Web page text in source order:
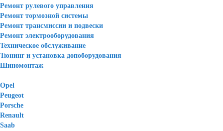
Ремонт рулевого управления
Ремонт тормозной системы
Ремонт трансмиссии и подвески
Ремонт электрооборудования
Техническое обслуживание
Тюнинг и установка допоборудования
Шиномонтаж
Opel
Peugeot
Porsche
Renault
Saab